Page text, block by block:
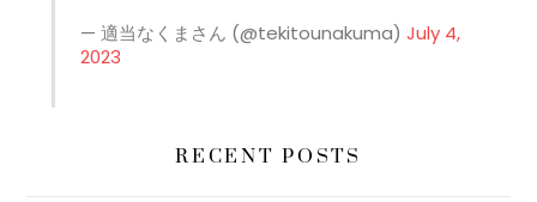
— 適当なくまさん (@tekitounakuma) July 4,
2023
RECENT POSTS